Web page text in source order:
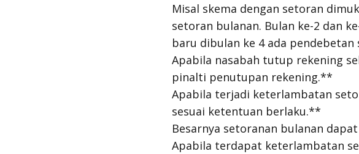
Misal skema dengan setoran
setoran bulanan. Bulan ke-2 dan
baru dibulan ke 4 ada
Apabila nasabah tutup rekening
pinalti penutupan rekening.**
Apabila terjadi keterlambatan
sesuai ketentuan berlaku.**
Besarnya setoranan bulanan
Apabila terdapat keterlambatan